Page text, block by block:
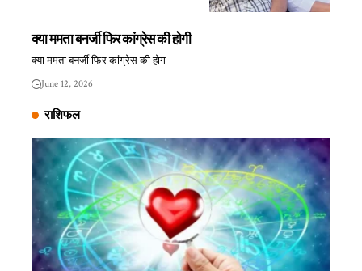
क्या ममता बनर्जी फिर कांग्रेस की होगी
क्या ममता बनर्जी फिर कांग्रेस की होग
June 12, 2026
राशिफल